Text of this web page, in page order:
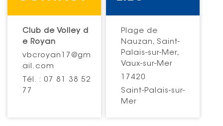
Club de Volley d
e Royan
vbcroyan17@gm
ail.com
Tél. : 07 81 38 52
77
Plage de
Nauzan, Saint-
Palais-sur-Mer,
Vaux-sur-Mer
17420
Saint-Palais-sur-
Mer